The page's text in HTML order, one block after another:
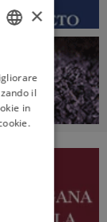
ENGLISH
×
il
in